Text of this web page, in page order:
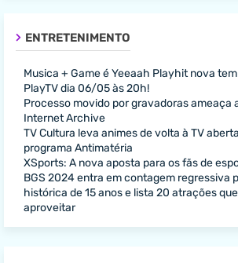
ENTRETENIMENTO
Musica + Game é Yeeaah Playhit nova
PlayTV dia 06/05 às 20h!
Processo movido por gravadoras ameaça
Internet Archive
TV Cultura leva animes de volta à TV
programa Antimatéria
XSports: A nova aposta para os fãs de
BGS 2024 entra em contagem regressiva
histórica de 15 anos e lista 20 atrações
aproveitar